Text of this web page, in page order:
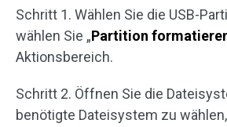
Schritt 1. Wählen Sie die USB-
wählen Sie „Partition
Aktionsbereich.
Schritt 2. Öffnen Sie die
benötigte Dateisystem zu